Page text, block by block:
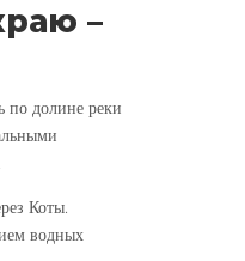
–
по долине реки
Коты.
водных